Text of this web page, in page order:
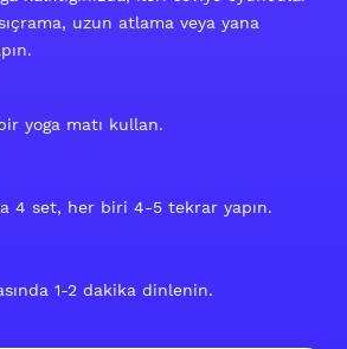
uzun atlama veya yana
yoga matı kullan.
4 set, her biri 4-5 tekrar yapın.
1-2 dakika dinlenin.